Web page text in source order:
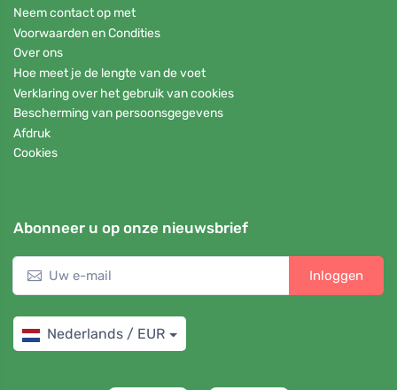
Neem contact op met
Voorwaarden en Condities
Over ons
Hoe meet je de lengte van de voet
Verklaring over het gebruik van cookies
Bescherming van persoonsgegevens
Afdruk
Cookies
Abonneer u op onze nieuwsbrief
Inloggen
Nederlands / EUR